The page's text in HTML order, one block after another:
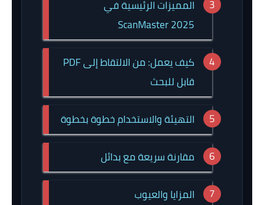
المميزات الرئيسية في
ScanMaster 2025
كيف يعمل: من الالتقاط إلى PDF
قابل للبحث
التهيئة والاستخدام خطوة بخطوة
مقارنة سريعة مع بدائل
المزايا والعيوب